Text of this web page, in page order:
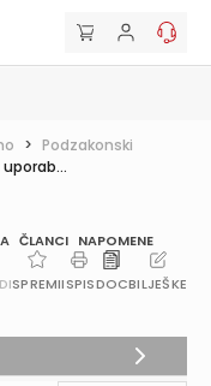
> Podzakonski
ČLANCI NAPOMENE
SPREMIISPISDOCBILJEŠKE